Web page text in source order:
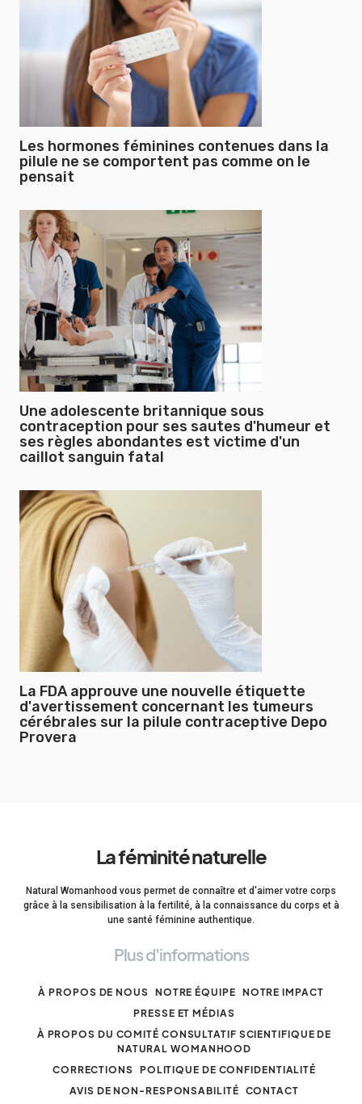
Les hormones féminines contenues dans la
pilule ne se comportent pas comme on le
pensait
Une adolescente britannique sous
contraception pour ses sautes d'humeur et
ses règles abondantes est victime d'un
caillot sanguin fatal
La FDA approuve une nouvelle étiquette
d'avertissement concernant les tumeurs
cérébrales sur la pilule contraceptive Depo
Provera
La féminité naturelle
Natural Womanhood vous permet de connaître et d'aimer votre corps
grâce à la sensibilisation à la fertilité, à la connaissance du corps et à
une santé féminine authentique.
Plus d'informations
À PROPOS DE NOUS NOTRE ÉQUIPE NOTRE IMPACT
PRESSE ET MÉDIAS
À PROPOS DU COMITÉ CONSULTATIF SCIENTIFIQUE DE
NATURAL WOMANHOOD
CORRECTIONS POLITIQUE DE CONFIDENTIALITÉ
AVIS DE NON-RESPONSABILITÉ CONTACT